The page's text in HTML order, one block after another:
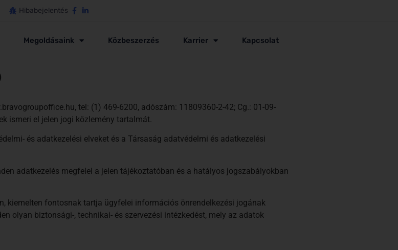
Hibabejelentés
Megoldásaink Közbeszerzés Karrier Kapcsolat
tel: (1) 469-6200, adószám: 11809360-2-42; Cg.: 01-09-
ismeri el jelen jogi közlemény tartalmát.
és adatkezelési elveket és a Társaság adatvédelmi és adatkezelési
adatkezelés megfelel a jelen tájékoztatóban és a hatályos jogszabályokban
kiemelten fontosnak tartja ügyfelei információs önrendelkezési jogának
olyan biztonsági-, technikai- és szervezési intézkedést, mely az adatok